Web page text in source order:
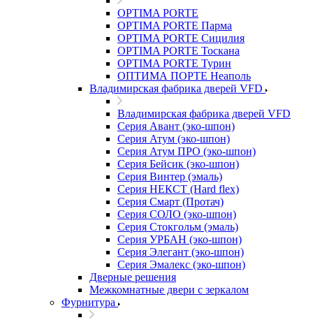
OPTIMA PORTE
OPTIMA PORTE Парма
OPTIMA PORTE Сицилия
OPTIMA PORTE Тоскана
OPTIMA PORTE Турин
ОПТИМА ПОРТЕ Неаполь
Владимирская фабрика дверей VFD
Владимирская фабрика дверей VFD
Серия Авант (эко-шпон)
Серия Атум (эко-шпон)
Серия Атум ПРО (эко-шпон)
Серия Бейсик (эко-шпон)
Серия Винтер (эмаль)
Серия НЕКСТ (Hard flex)
Серия Смарт (Протач)
Серия СОЛО (эко-шпон)
Серия Стокгольм (эмаль)
Серия УРБАН (эко-шпон)
Серия Элегант (эко-шпон)
Серия Эмалекс (эко-шпон)
Дверные решения
Межкомнатные двери c зеркалом
Фурнитура